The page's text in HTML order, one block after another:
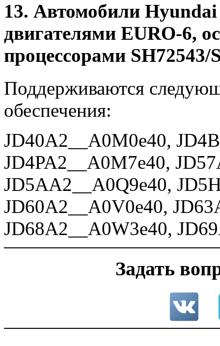
13. Автомобили
двигателями EURO-6,
процессорами SH72543/
Поддерживаются
обеспечения:
JD40A2__A0M0e40,
JD4PA2__A0M7e40,
JD5AA2__A0Q9e40,
JD60A2__A0V0e40,
JD68A2__A0W3e40,
Задать